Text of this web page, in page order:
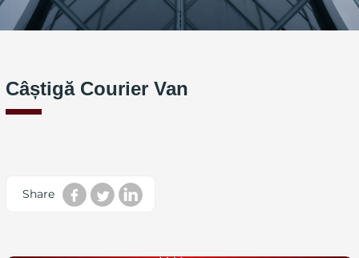
Câștigă Courier Van
Share